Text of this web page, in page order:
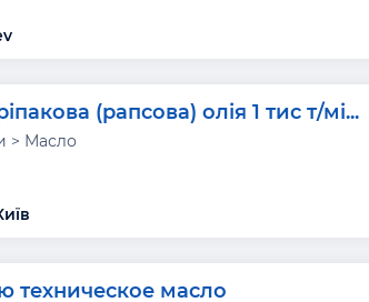
(рапсова) олія 1 тис т/мі...
> Масло
техническое масло